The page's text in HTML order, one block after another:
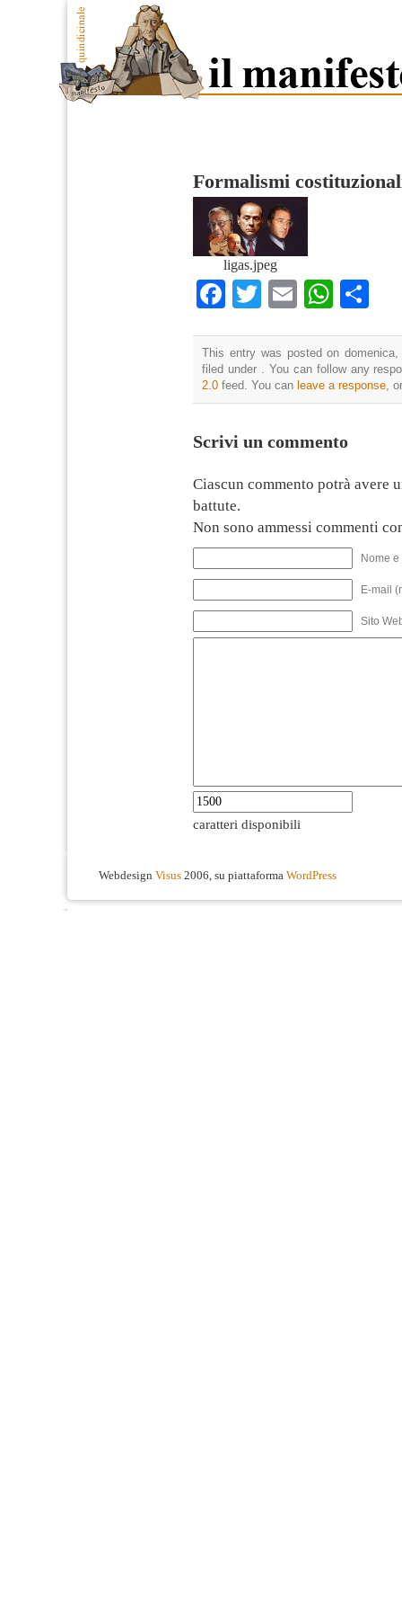
Formalismi
ligas.jpeg
Facebook
TwitterEmail
This entry was posted on
filed under . You can follow any
2.0 feed. You can leave a response,
Scrivi un commento
Ciascun commento potrà avere
battute.
Non sono ammessi commenti
Nome
E-mail
Sito
caratteri disponibili
Webdesign Visus 2006, su piattaforma WordPress